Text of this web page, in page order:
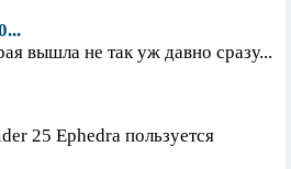
вышла не так уж давно сразу...
25 Ephedra пользуется